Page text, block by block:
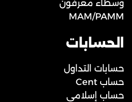
وسطاء معرفون
MAM/PAMM
الحسابات
حسابات التداول
حساب Cent
حساب إسلامي